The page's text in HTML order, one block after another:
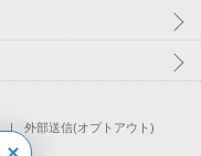
外部送信(オプトアウト)